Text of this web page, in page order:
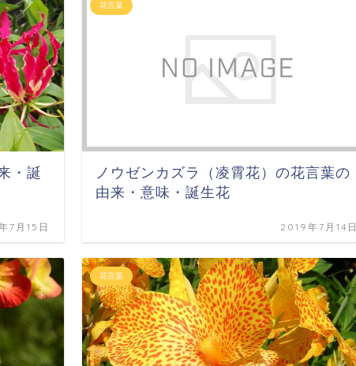
・誕
7月15日
花言葉
ノウゼンカズラ（凌霄花）の花言葉の
由来・意味・誕生花
2019年7月14日
花言葉